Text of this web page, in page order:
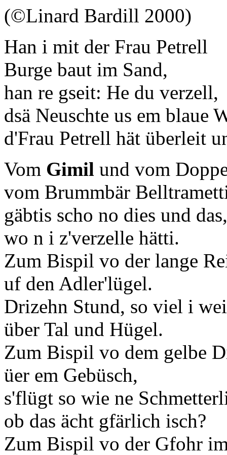
(©Linard Bardill 2000)
Han i mit der Frau Petrell
Burge baut im Sand,
han re gseit: He du verzell,
dsä Neuschte us em blaue
d'Frau Petrell hät überleit
Vom Gimil und vom
vom Brummbär
gäbtis scho no dies und das,
wo n i z'verzelle hätti.
Zum Bispil vo der lange
uf den Adler'lügel.
Drizehn Stund, so viel i
über Tal und Hügel.
Zum Bispil vo dem gelbe
üer em Gebüsch,
s'flügt so wie ne
ob das ächt gfärlich isch?
Zum Bispil vo der Gfohr